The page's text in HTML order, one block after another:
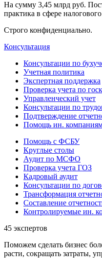
На сумму 3,45 млрд руб.
практика в сфере
Строго конфиденциально.
Консультация
Консультации по
Учетная политика
Экспертная поддержка
Проверка учета по
Управленческий учет
Консультации по
Подтверждение
Помощь ин.
Помощь с ФСБУ
Круглые столы
Аудит по МСФО
Проверка учета ГОЗ
Кадровый аудит
Консультации по
Трансформация
Составление
Контролируемые ин.
45 экспертов
Поможем сделать бизнес
расти, cокращать затраты,